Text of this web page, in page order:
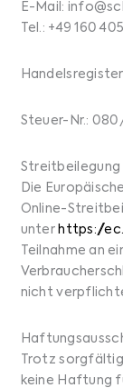
E-Mail:
Tel.: +49 160
Steuer-Nr.:
Streitbeilegung
Die
Online-
unter https://
Teilnahme an
nicht
Trotz
keine Haftung